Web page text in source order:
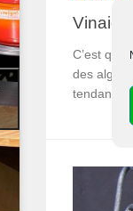
C’est
des